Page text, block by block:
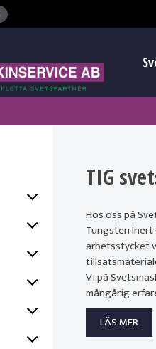
TIG
Hos oss på
Tungsten
arbetsstycket
Vi på
mångårig
LÄS MER